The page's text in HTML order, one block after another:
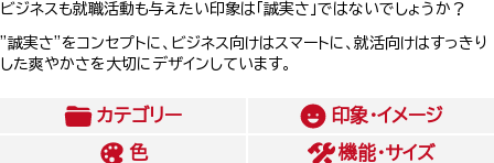
ビジネスも就職活動も与えたい印象は「誠実さ」ではないでしょうか？
”誠実さ”をコンセプトに、ビジネス向けはスマートに、就活向けはすっきり
した爽やかさを大切にデザインしています。
カテゴリー
印象・イメージ
色
機能・サイズ